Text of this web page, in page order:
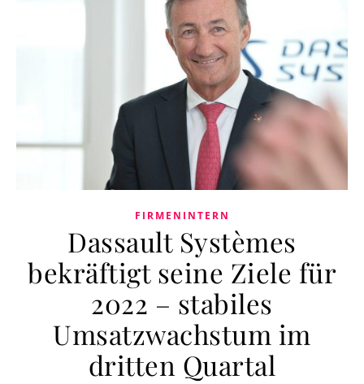
FIRMENINTERN
Dassault Systèmes
bekräftigt seine Ziele für
2022 – stabiles
Umsatzwachstum im
dritten Quartal